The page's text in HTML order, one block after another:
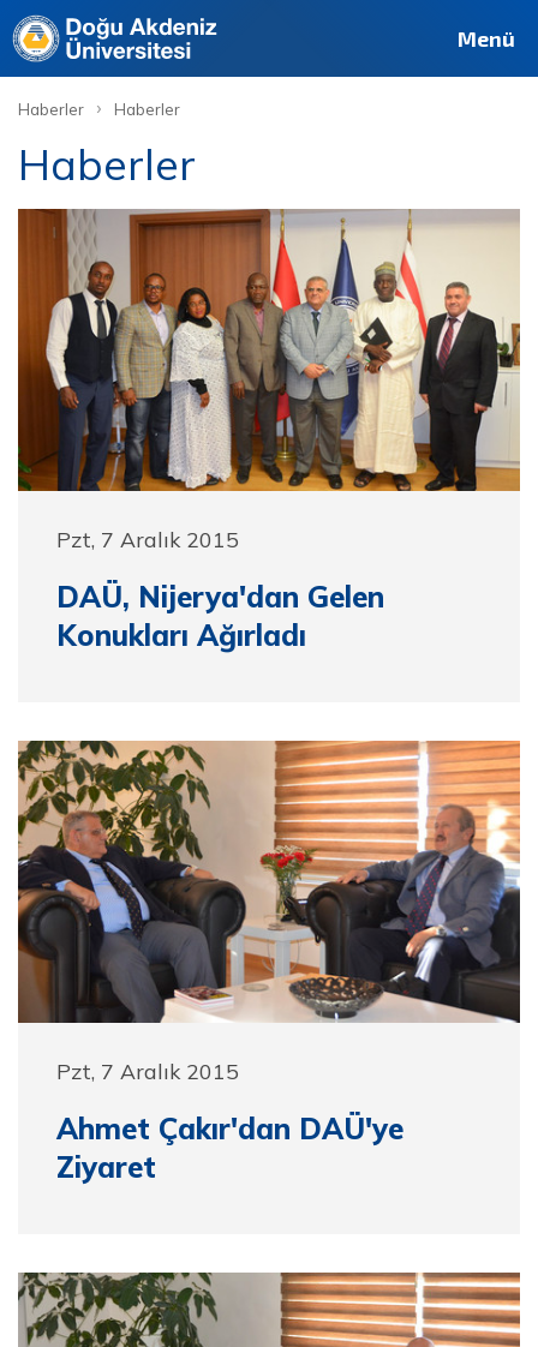
Menü
Haberler › Haberler
Haberler
Pzt, 7 Aralık 2015
DAÜ, Nijerya'dan Gelen
Konukları Ağırladı
Pzt, 7 Aralık 2015
Ahmet Çakır'dan DAÜ'ye
Ziyaret